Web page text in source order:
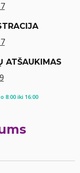
ATŠAUKIMAS
8:00 iki 16:00